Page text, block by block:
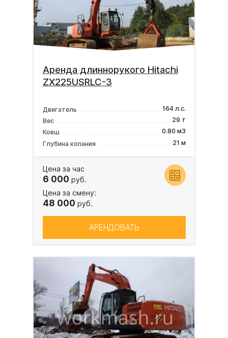
Аренда длиннорукого Hitachi
ZX225USRLC-3
Двигатель
164 л.с.
Вес
29 т
Ковш
0.80 м3
Глубина копания
21 м
Цена за час
6 000 руб.
Цена за смену:
48 000 руб.
АРЕНДОВАТЬ